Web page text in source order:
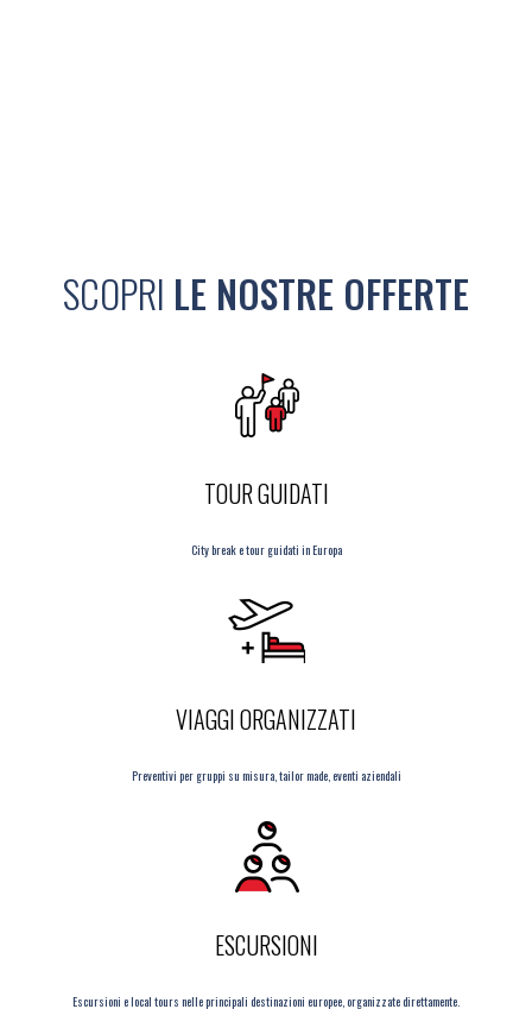
SCOPRI LE NOSTRE OFFERTE
TOUR GUIDATI
City break e tour guidati in Europa
VIAGGI ORGANIZZATI
Preventivi per gruppi su misura, tailor made, eventi aziendali
ESCURSIONI
Escursioni e local tours nelle principali destinazioni europee, organizzate direttamente.